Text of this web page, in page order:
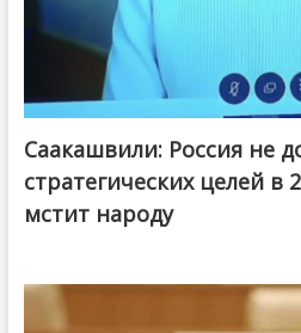
Саакашвили: Россия не
стратегических целей в
мстит народу